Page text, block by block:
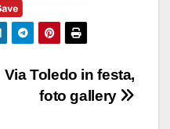
Via Toledo in festa,
foto gallery